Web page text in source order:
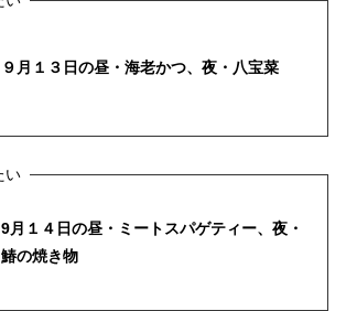
９月１３日の昼・海老かつ、夜・八宝菜
9月１４日の昼・ミートスパゲティー、夜・
鰆の焼き物